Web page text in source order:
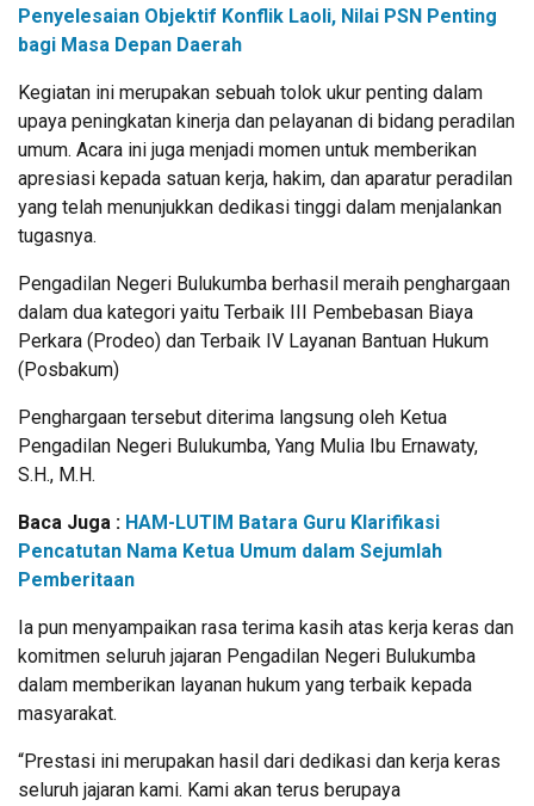
Penyelesaian Objektif Konflik Laoli, Nilai PSN Penting
bagi Masa Depan Daerah
Kegiatan ini merupakan sebuah tolok ukur penting dalam
upaya peningkatan kinerja dan pelayanan di bidang peradilan
umum. Acara ini juga menjadi momen untuk memberikan
apresiasi kepada satuan kerja, hakim, dan aparatur peradilan
yang telah menunjukkan dedikasi tinggi dalam menjalankan
tugasnya.
Pengadilan Negeri Bulukumba berhasil meraih penghargaan
dalam dua kategori yaitu Terbaik III Pembebasan Biaya
Perkara (Prodeo) dan Terbaik IV Layanan Bantuan Hukum
(Posbakum)
Penghargaan tersebut diterima langsung oleh Ketua
Pengadilan Negeri Bulukumba, Yang Mulia Ibu Ernawaty,
S.H., M.H.
Baca Juga : HAM-LUTIM Batara Guru Klarifikasi
Pencatutan Nama Ketua Umum dalam Sejumlah
Pemberitaan
Ia pun menyampaikan rasa terima kasih atas kerja keras dan
komitmen seluruh jajaran Pengadilan Negeri Bulukumba
dalam memberikan layanan hukum yang terbaik kepada
masyarakat.
“Prestasi ini merupakan hasil dari dedikasi dan kerja keras
seluruh jajaran kami. Kami akan terus berupaya